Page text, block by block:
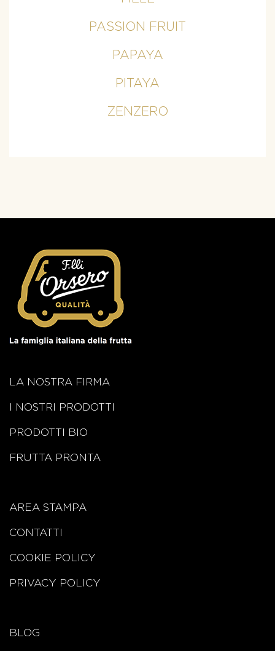
PASSION FRUIT
PAPAYA
PITAYA
ZENZERO
LA NOSTRA FIRMA
I NOSTRI PRODOTTI
PRODOTTI BIO
FRUTTA PRONTA
AREA STAMPA
CONTATTI
COOKIE POLICY
PRIVACY POLICY
BLOG